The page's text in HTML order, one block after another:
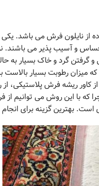
از نایلون فرش می
و آسیب پذیر می باشند.
گرد و خاک بسیار به
میزان رطوبت بسیار
کاور ریشه فرش پلاستیکی،
با این روش می توانیم
بهترین گزینه برای